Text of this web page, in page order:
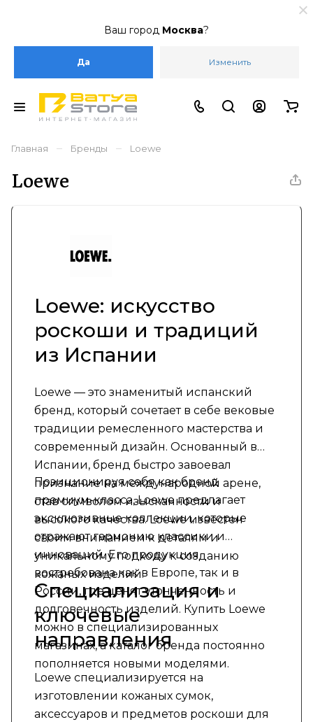
Ваш город Москва?
Да Изменить
Главная – Бренды – Loewe
Loewe
Loewe: искусство
роскоши и традиций
из Испании
Loewe — это знаменитый испанский
бренд, который сочетает в себе вековые
традиции ремесленного мастерства и
современный дизайн. Основанный в
Испании, бренд быстро завоевал
признание на международной арене,
став символом изысканности и
высокого качества. Loewe известен
своим вниманием к деталям и
уникальному подходу к созданию
кожаных изделий.
Позиционируя себя как бренд
премиум-класса, Loewe предлагает
эксклюзивные коллекции, которые
отражают гармонию классики и
инноваций. Его продукция
востребована как в Европе, так и в
России, где ценят утонченность и
долговечность изделий. Купить Loewe
можно в специализированных
магазинах, а каталог бренда постоянно
пополняется новыми моделями.
Специализация и
ключевые
направления
Loewe специализируется на
изготовлении кожаных сумок,
аксессуаров и предметов роскоши для